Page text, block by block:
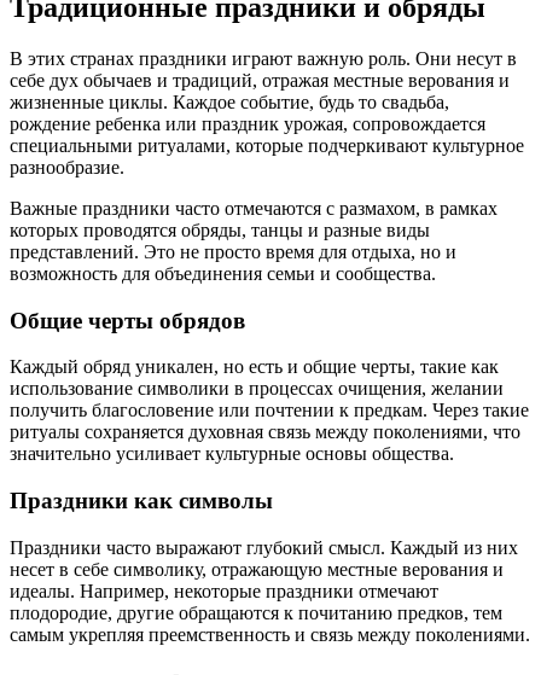
Традиционные праздники и обряды
В этих странах праздники играют важную роль. Они несут в
себе дух обычаев и традиций, отражая местные верования и
жизненные циклы. Каждое событие, будь то свадьба,
рождение ребенка или праздник урожая, сопровождается
специальными ритуалами, которые подчеркивают культурное
разнообразие.
Важные праздники часто отмечаются с размахом, в рамках
которых проводятся обряды, танцы и разные виды
представлений. Это не просто время для отдыха, но и
возможность для объединения семьи и сообщества.
Общие черты обрядов
Каждый обряд уникален, но есть и общие черты, такие как
использование символики в процессах очищения, желании
получить благословение или почтении к предкам. Через такие
ритуалы сохраняется духовная связь между поколениями, что
значительно усиливает культурные основы общества.
Праздники как символы
Праздники часто выражают глубокий смысл. Каждый из них
несет в себе символику, отражающую местные верования и
идеалы. Например, некоторые праздники отмечают
плодородие, другие обращаются к почитанию предков, тем
самым укрепляя преемственность и связь между поколениями.